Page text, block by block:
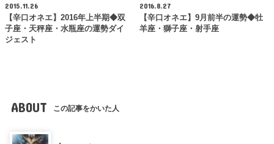
2015.11.26
【辛口オネエ】2016年上半期◆双
子座・天秤座・水瓶座の運勢ダイ
ジェスト
2016.8.27
【辛口オネエ】9月前半の運勢◆牡
羊座・獅子座・射手座
ABOUT この記事をかいた人